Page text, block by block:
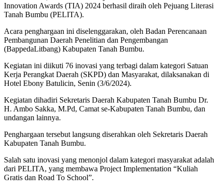
Innovation Awards (TIA) 2024 berhasil diraih oleh Pejuang Literasi
Tanah Bumbu (PELITA).
Acara penghargaan ini diselenggarakan, oleh Badan Perencanaan
Pembangunan Daerah Penelitian dan Pengembangan
(BappedaLitbang) Kabupaten Tanah Bumbu.
Kegiatan ini diikuti 76 inovasi yang terbagi dalam kategori Satuan
Kerja Perangkat Daerah (SKPD) dan Masyarakat, dilaksanakan di
Hotel Ebony Batulicin, Senin (3/6/2024).
Kegiatan dihadiri Sekretaris Daerah Kabupaten Tanah Bumbu Dr.
H. Ambo Sakka, M.Pd, Camat se-Kabupaten Tanah Bumbu, dan
undangan lainnya.
Penghargaan tersebut langsung diserahkan oleh Sekretaris Daerah
Kabupaten Tanah Bumbu.
Salah satu inovasi yang menonjol dalam kategori masyarakat adalah
dari PELITA, yang membawa Project Implementation “Kuliah
Gratis dan Road To School”.